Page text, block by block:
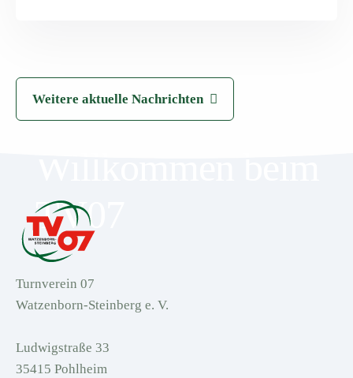
TV07
Weitere aktuelle Nachrichten
Turnverein 07
Watzenborn-Steinberg e. V.
Ludwigstraße 33
35415 Pohlheim